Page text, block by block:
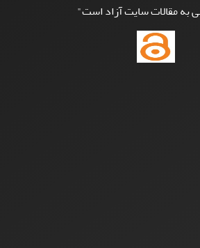
مقالات سایت آزاد است"